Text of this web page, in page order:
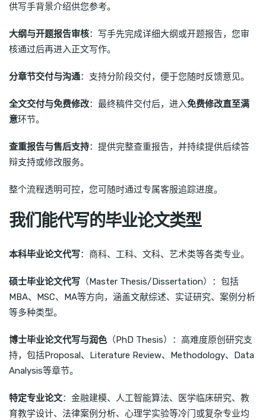
供写手背景介绍供您参考。
大纲与开题报告审核：写手先完成详细大纲或开题报告，您审
核通过后再进入正文写作。
分章节交付与沟通：支持分阶段交付，便于您随时反馈意见。
全文交付与免费修改：最终稿件交付后，进入免费修改直至满
意环节。
查重报告与售后支持：提供完整查重报告，并持续提供后续答
辩支持或修改服务。
整个流程透明可控，您可随时通过专属客服追踪进度。
我们能代写的毕业论文类型
本科毕业论文代写：商科、工科、文科、艺术类等各类专业。
硕士毕业论文代写 （Master Thesis/Dissertation）：包括
MBA、MSC、MA等方向，涵盖文献综述、实证研究、案例分析
等多种类型。
博士毕业论文代写与润色 （PhD Thesis）：高难度原创研究支
持，包括Proposal、Literature Review、Methodology、Data
Analysis等章节。
特定专业论文：金融建模、人工智能算法、医学临床研究、教
育教学设计、法律案例分析、心理学实验等冷门或复杂专业均